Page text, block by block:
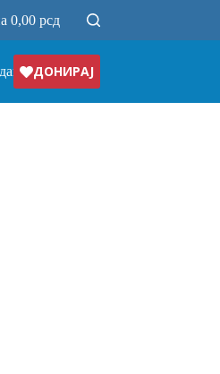
0,00 рсд
ДОНИРАЈ